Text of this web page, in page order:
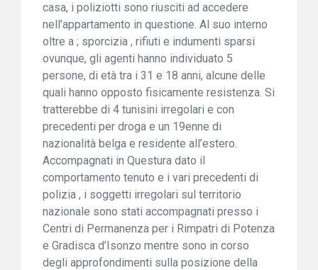
casa, i poliziotti sono riusciti ad accedere
nell’appartamento in questione. Al suo interno
oltre a ; sporcizia , rifiuti e indumenti sparsi
ovunque, gli agenti hanno individuato 5
persone, di età tra i 31 e 18 anni, alcune delle
quali hanno opposto fisicamente resistenza. Si
tratterebbe di 4 tunisini irregolari e con
precedenti per droga e un 19enne di
nazionalità belga e residente all’estero.
Accompagnati in Questura dato il
comportamento tenuto e i vari precedenti di
polizia , i soggetti irregolari sul territorio
nazionale sono stati accompagnati presso i
Centri di Permanenza per i Rimpatri di Potenza
e Gradisca d’Isonzo mentre sono in corso
degli approfondimenti sulla posizione della